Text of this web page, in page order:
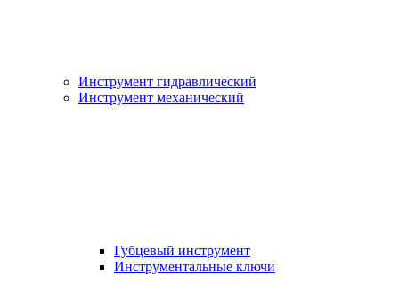
Инструмент гидравлический
Инструмент механический
Губцевый инструмент
Инструментальные ключи